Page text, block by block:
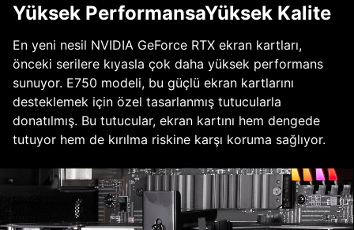
Yüksek PerformansaYüksek Kalite
En yeni nesil NVIDIA GeForce RTX ekran kartları,
önceki serilere kıyasla çok daha yüksek performans
sunuyor. E750 modeli, bu güçlü ekran kartlarını
desteklemek için özel tasarlanmış tutucularla
donatılmış. Bu tutucular, ekran kartını hem dengede
tutuyor hem de kırılma riskine karşı koruma sağlıyor.